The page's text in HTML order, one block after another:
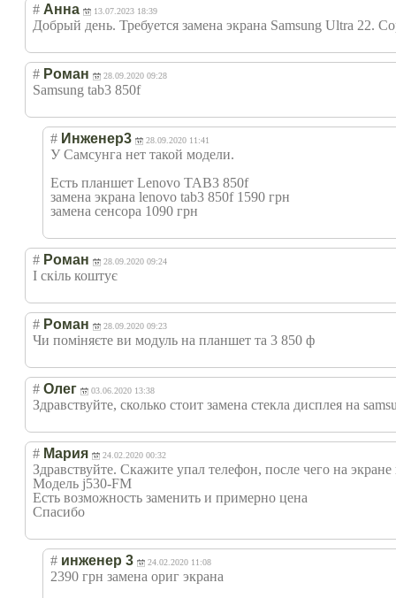
# Анна 13.07.2023 18:39
Добрый день. Требуется замена экрана Samsung Ultra 22.
# Роман 28.09.2020 09:28
Samsung tab3 850f
# Инженер3 28.09.2020 11:41
У Самсунга нет такой модели.
Есть планшет Lenovo TAB3 850f
замена экрана lenovo tab3 850f 1590 грн
замена сенсора 1090 грн
# Роман 28.09.2020 09:24
І скіль коштує
# Роман 28.09.2020 09:23
Чи поміняєте ви модуль на планшет та 3 850 ф
# Олег 03.06.2020 13:38
Здравствуйте, сколько стоит замена стекла дисплея на
# Мария 24.02.2020 00:32
Здравствуйте. Скажите упал телефон, после чего на
Модель j530-FM
Есть возможность заменить и примерно цена
Спасибо
# инженер 3 24.02.2020 11:08
2390 грн замена ориг экрана